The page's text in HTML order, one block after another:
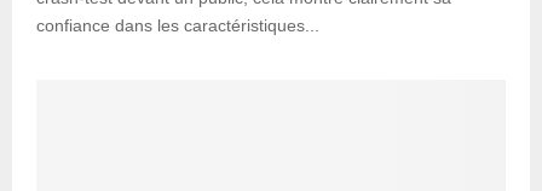
confiance dans les caractéristiques...